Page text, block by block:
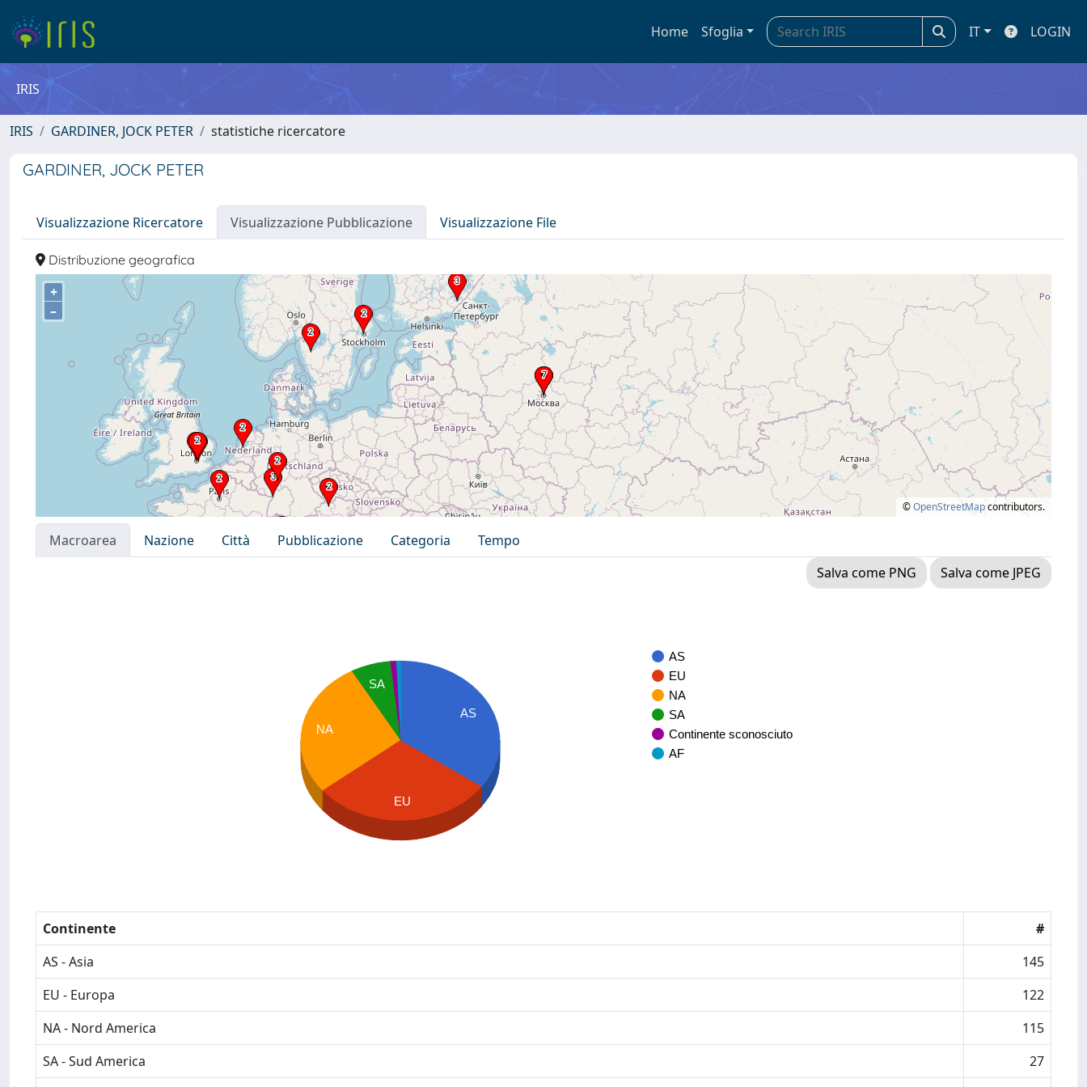
Home Sfoglia IT LOGIN
IRIS
IRIS GARDINER, JOCK PETER statistiche ricercatore
GARDINER, JOCK PETER
Visualizzazione Ricercatore Visualizzazione Pubblicazione Visualizzazione File
Distribuzione geografica
+
–
©OpenStreetMapcontributors.
Macroarea Nazione Città Pubblicazione Categoria
Tempo
Salva come PNG
Salva come JPEG
AS
EU
NA
SA
Continente sconosciuto
AF
AS
SA
NA
EU
Continente
#
AS - Asia
145
EU - Europa
122
NA - Nord America
115
SA - Sud America
27